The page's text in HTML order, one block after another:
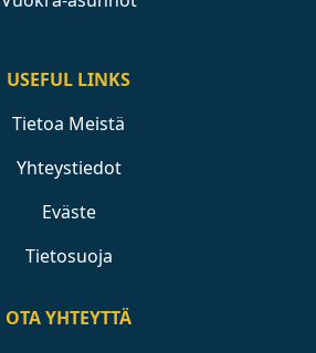
USEFUL LINKS
Tietoa Meistä
Yhteystiedot
Eväste
Tietosuoja
OTA YHTEYTTÄ